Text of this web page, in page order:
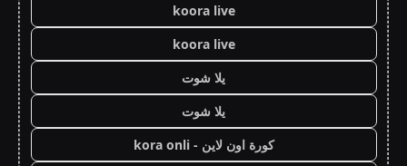
koora live
koora live
يلا شوت
يلا شوت
كورة اون لاين - kora onli